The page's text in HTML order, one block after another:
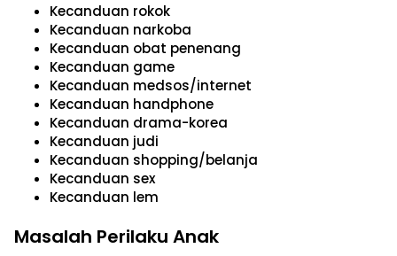
Kecanduan rokok
Kecanduan narkoba
Kecanduan obat penenang
Kecanduan game
Kecanduan medsos/internet
Kecanduan handphone
Kecanduan drama-korea
Kecanduan judi
Kecanduan shopping/belanja
Kecanduan sex
Kecanduan lem
Masalah Perilaku Anak